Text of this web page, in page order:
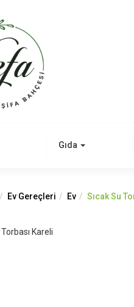
Gıda
Ev Gereçleri Ev Sıcak Su